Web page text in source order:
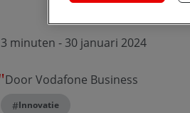
3 minuten - 30 januari 2024
Door Vodafone Business
#Innovatie